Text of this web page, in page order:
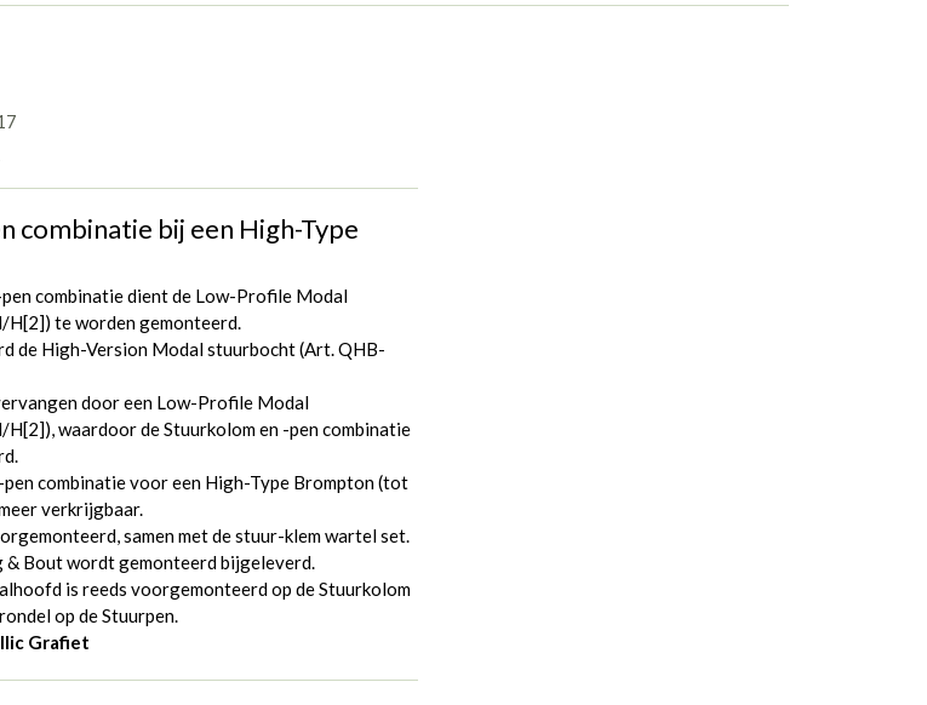
combinatie bij een High-Type
combinatie dient de Low-Profile Modal
H[2]) te worden gemonteerd.
de High-Version Modal stuurbocht (Art. QHB-
door een Low-Profile Modal
H[2]), waardoor de Stuurkolom en -pen combinatie
pen combinatie voor een High-Type Brompton (tot
verkrijgbaar.
samen met de stuur-klem wartel set.
& Bout wordt gemonteerd bijgeleverd.
is reeds voorgemonteerd op de Stuurkolom
op de Stuurpen.
Grafiet